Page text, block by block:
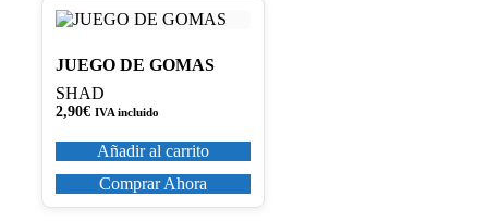
JUEGO DE GOMAS
SHAD
2,90€ IVA incluido
Añadir al carrito
Comprar Ahora